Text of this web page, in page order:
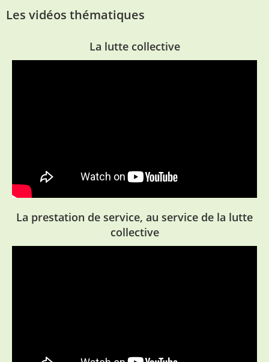
Les vidéos thématiques
La lutte collective
La prestation de service, au service de la lutte
collective